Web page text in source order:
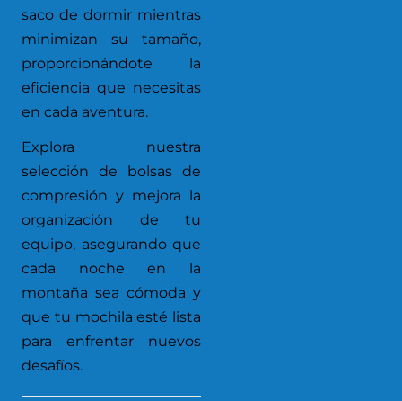
saco de dormir mientras
minimizan su tamaño,
proporcionándote la
eficiencia que necesitas
en cada aventura.
Explora nuestra
selección de bolsas de
compresión y mejora la
organización de tu
equipo, asegurando que
cada noche en la
montaña sea cómoda y
que tu mochila esté lista
para enfrentar nuevos
desafíos.